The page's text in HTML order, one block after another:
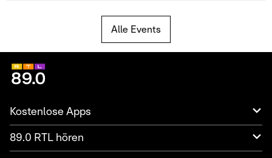
Alle Events
Kostenlose Apps
89.0 RTL hören